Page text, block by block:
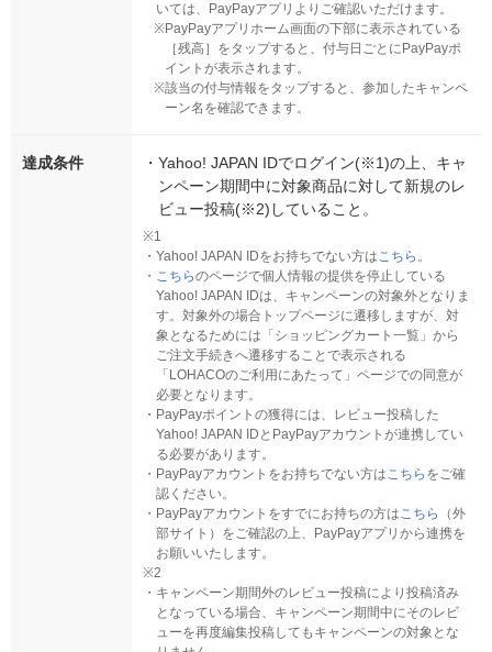
いては、PayPayアプリよりご確認いただけます。
※PayPayアプリホーム画面の下部に表示されている
［残高］をタップすると、付与日ごとにPayPayポ
イントが表示されます。
※該当の付与情報をタップすると、参加したキャンペ
ーン名を確認できます。
達成条件 ・ Yahoo! JAPAN IDでログイン(※1)の上、キャ
ンペーン期間中に対象商品に対して新規のレ
ビュー投稿(※2)していること。
※1
・ Yahoo! JAPAN IDをお持ちでない方はこちら 。
・ こちらのページで個人情報の提供を停止している
Yahoo! JAPAN IDは、キャンペーンの対象外となりま
す。対象外の場合トップページに遷移しますが、対
象となるためには「ショッピングカート一覧」から
ご注文手続きへ遷移することで表示される
「LOHACOのご利用にあたって」ページでの同意が
必要となります。
・ PayPayポイントの獲得には、レビュー投稿した
Yahoo! JAPAN IDとPayPayアカウントが連携してい
る必要があります。
・ PayPayアカウントをお持ちでない方はこちら をご確
認ください。
・ PayPayアカウントをすでにお持ちの方はこちら
（外
部サイト）をご確認の上、PayPayアプリから連携を
お願いいたします。
※2
・ キャンペーン期間外のレビュー投稿により投稿済み
となっている場合、キャンペーン期間中にそのレビ
ューを再度編集投稿してもキャンペーンの対象とな